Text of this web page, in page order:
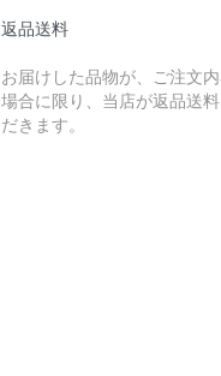
返品送料
お届けした品物が、ご注文
場合に限り、当店が返品送
だきます。